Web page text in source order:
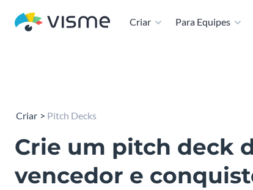
Criar Para Equipes
Criar Pitch Decks
Crie um pitch deck
vencedor e